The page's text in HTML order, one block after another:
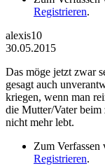
Registrieren.
alexis10
30.05.2015
Das möge jetzt zwar
gesagt auch
kriegen, wenn man
die Mutter/Vater beim
nicht mehr lebt.
Zum
Registrieren.